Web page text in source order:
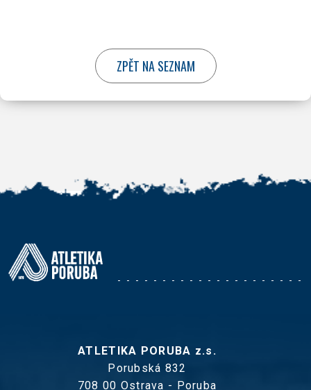
ATLETIKA PORUBA z.s.
Porubská 832
708 00 Ostrava - Poruba